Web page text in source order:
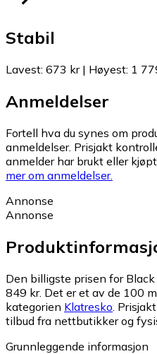
Stabil
Lavest: 673 kr| Høyest: 1
Anmeldelser
Fortell hva du synes om
anmeldelser. Prisjakt
anmelder har brukt eller
mer om anmeldelser.
Annonse
Annonse
Den billigste prisen for
849 kr. Det er et av de 100
kategorien Klatresko
tilbud fra nettbutikker og
Grunnleggende informasjon